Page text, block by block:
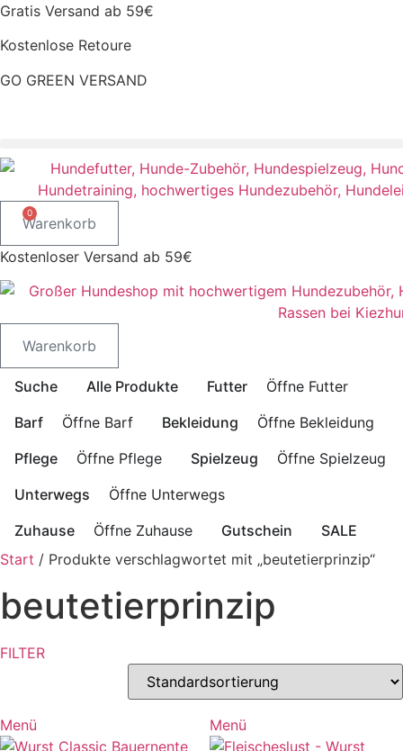
Zum
springen
Gratis Versand ab 59€
Kostenlose Retoure
GO GREEN VERSAND
0
Warenkorb
Kostenloser Versand ab 59€
Warenkorb
Suche Alle Produkte Futter
Öffne Futter
Barf
Öffne Barf Bekleidung
Öffne Bekleidung
Pflege
Öffne Pflege Spielzeug
Öffne Spielzeug
Unterwegs
Öffne Unterwegs
Zuhause
Öffne Zuhause Gutschein
SALE
Start / Produkte verschlagwortet mit „beutetierprinzip“
beutetierprinzip
FILTER
Menü Menü